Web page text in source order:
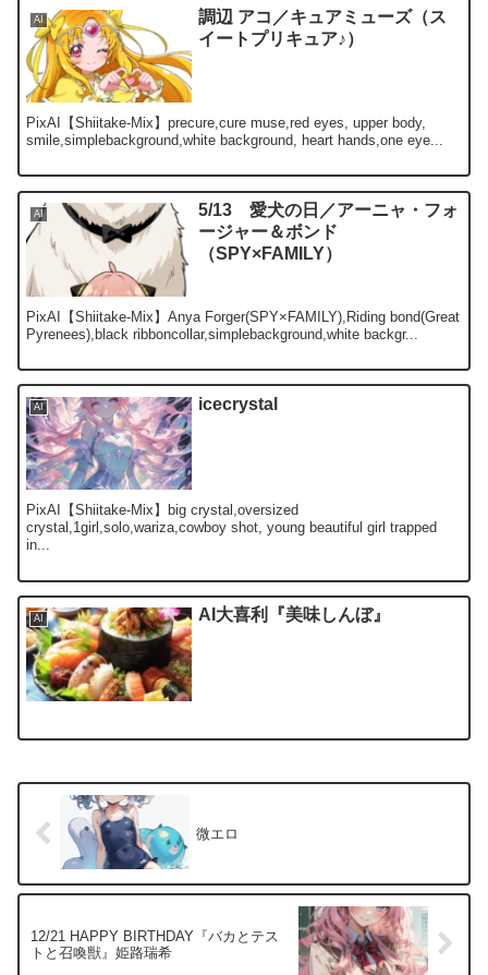
AI
調辺 アコ／キュアミューズ（ス
イートプリキュア♪）
PixAI【Shiitake-Mix】precure,cure muse,red eyes, upper body,
smile,simplebackground,white background, heart hands,one eye...
AI
5/13 愛犬の日／アーニャ・フォ
ージャー＆ボンド
（SPY×FAMILY）
PixAI【Shiitake-Mix】Anya Forger(SPY×FAMILY),Riding bond(Great
Pyrenees),black ribboncollar,simplebackground,white backgr...
AI icecrystal
PixAI【Shiitake-Mix】big crystal,oversized
crystal,1girl,solo,wariza,cowboy shot, young beautiful girl trapped
in...
AI AI大喜利『美味しんぼ』
微エロ
12/21 HAPPY BIRTHDAY『バカとテス
トと召喚獣』姫路瑞希